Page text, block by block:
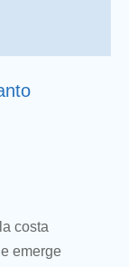
costa
emerge